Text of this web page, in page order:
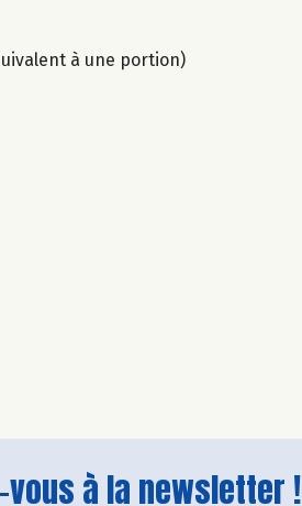
à une portion)
à la newsletter !